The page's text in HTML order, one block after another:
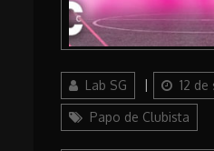
AuthorLab SG
Posted
on
12
Categories
Papo de Clubista